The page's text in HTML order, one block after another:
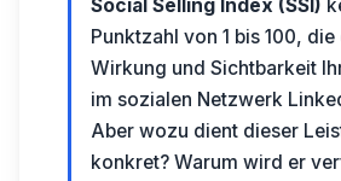
Social Selling Index (SSI)
Punktzahl von 1 bis 100,
Wirkung und Sichtbarkeit
im sozialen Netzwerk
Aber wozu dient dieser
konkret? Warum wird er